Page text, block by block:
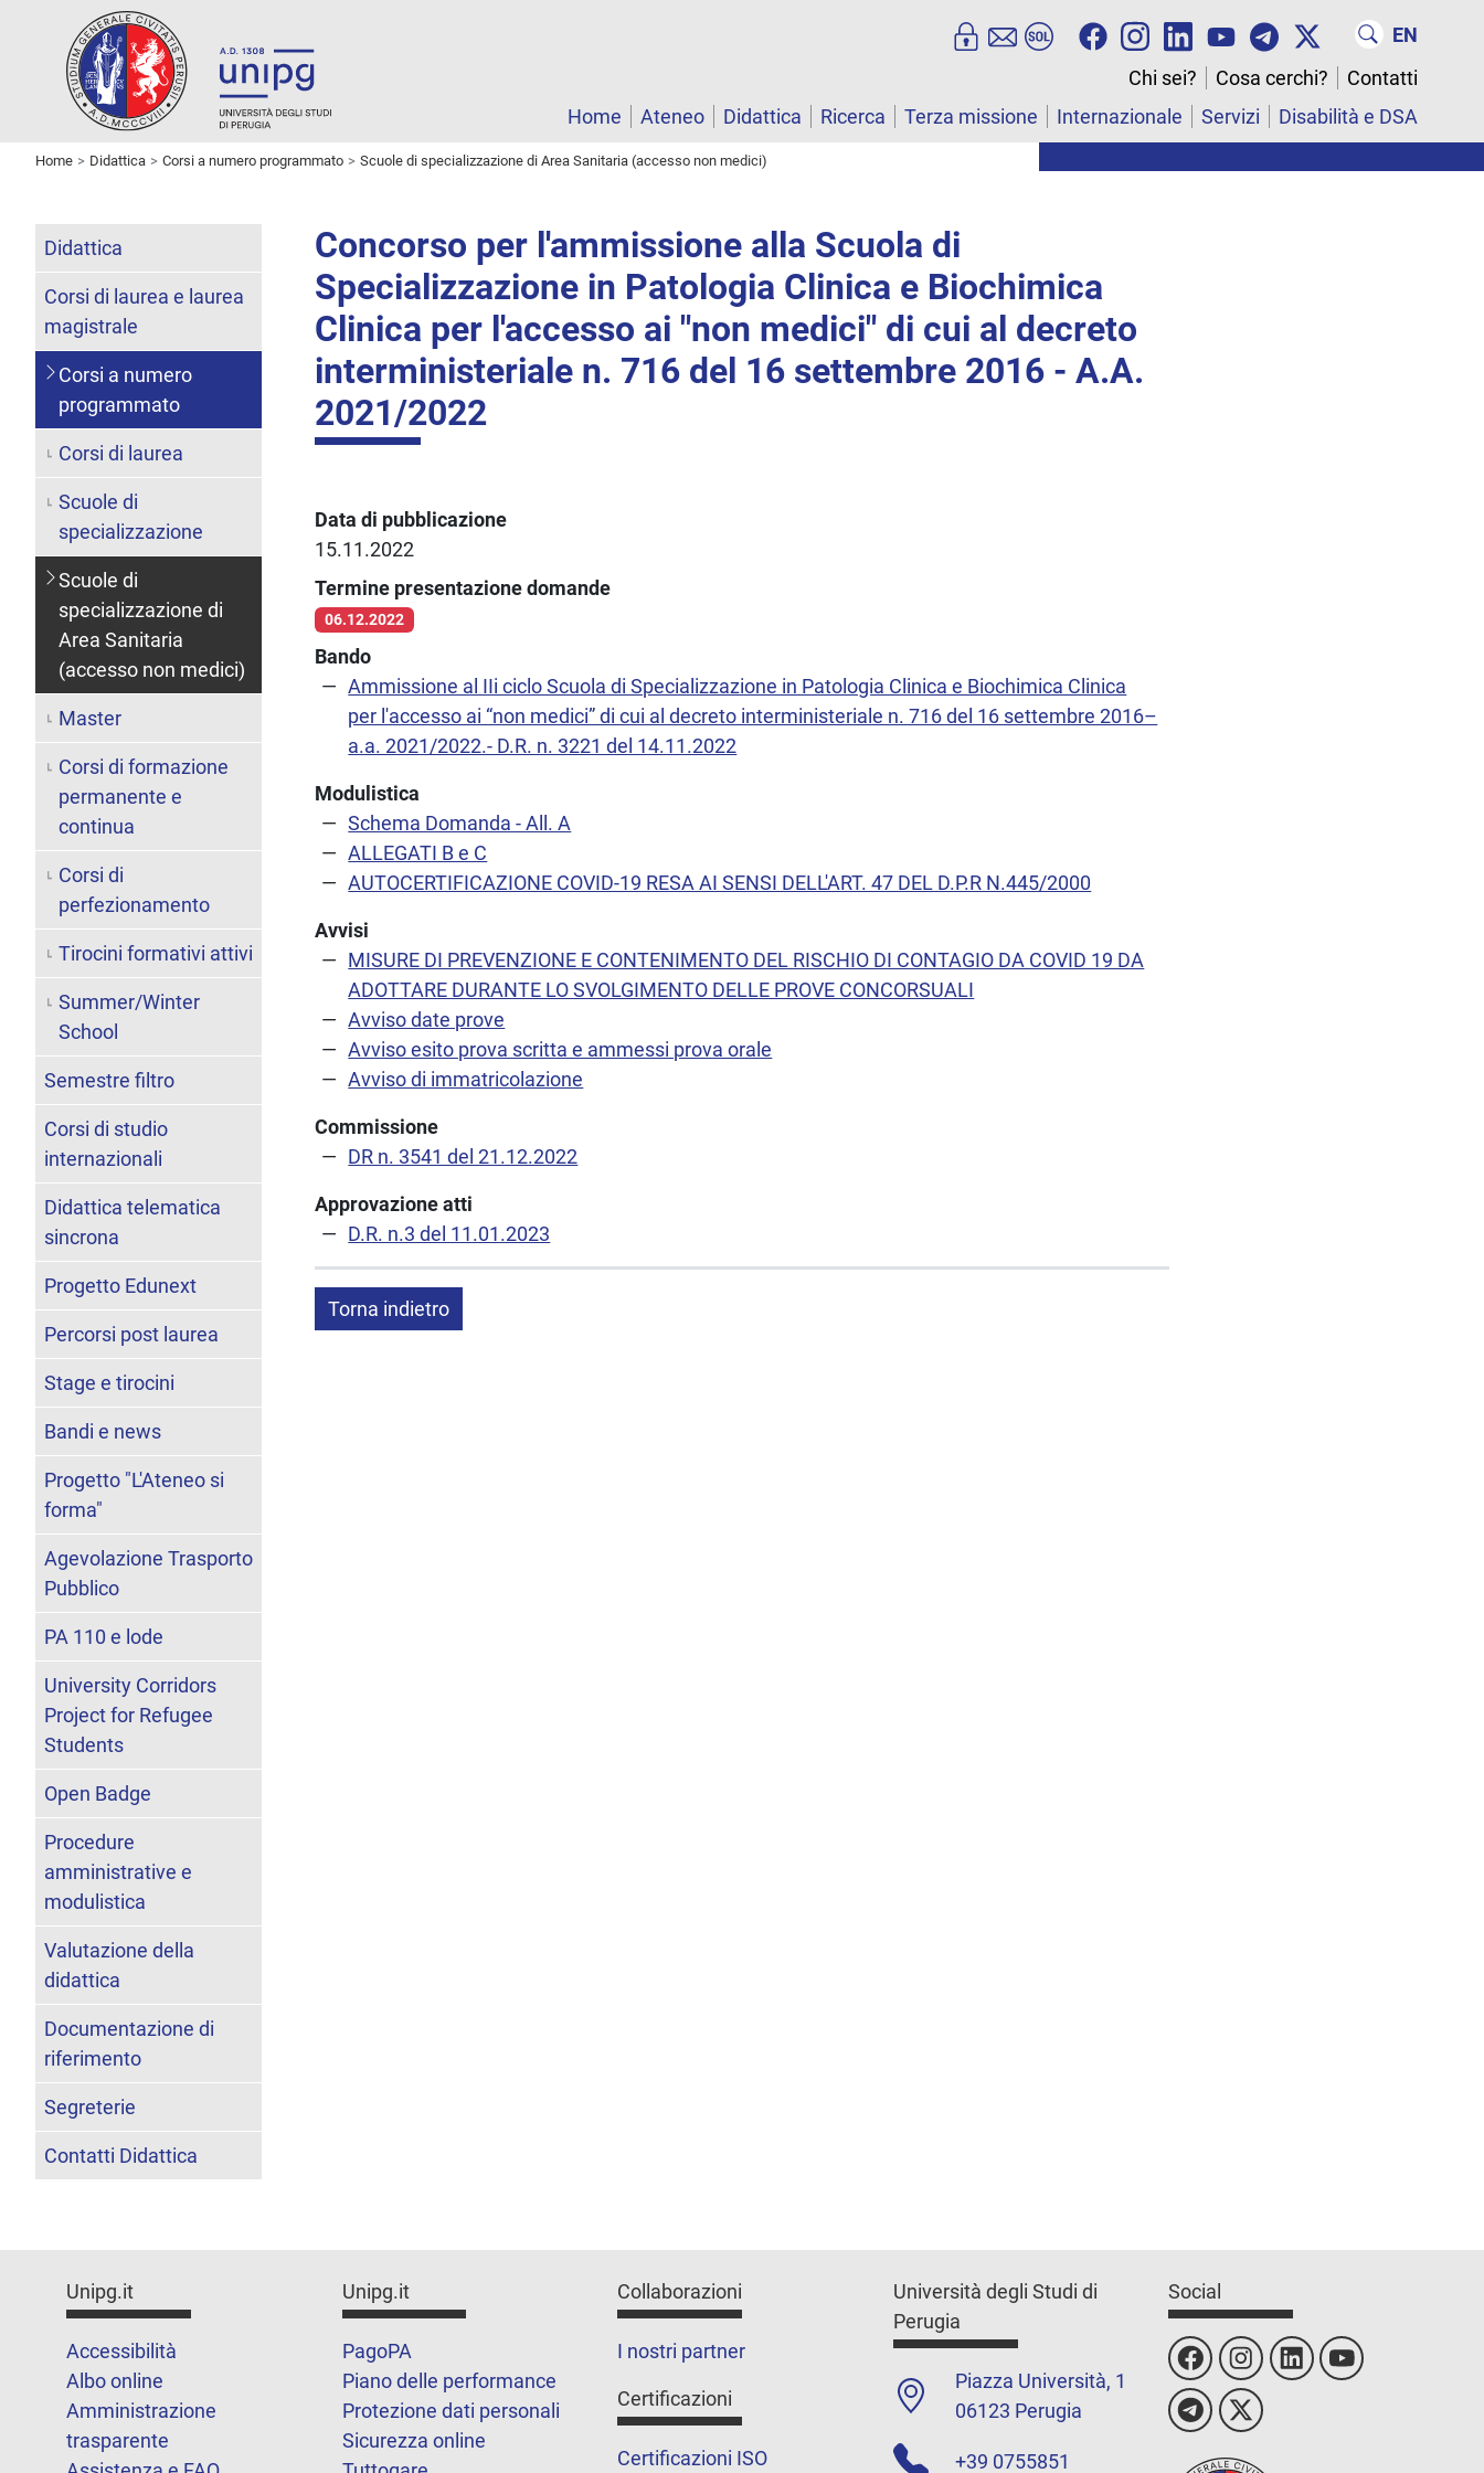
EN
Chi sei?
Cosa cerchi?
Contatti
Home
Ateneo Didattica Ricerca Terza missione Internazionale Servizi Disabilità e DSA
Home Didattica Corsi a numero programmato Scuole di specializzazione di Area Sanitaria (accesso non medici)
Concorso per l'ammissione alla Scuola di
Specializzazione in Patologia Clinica e Biochimica
Clinica per l'accesso ai "non medici" di cui al decreto
interministeriale n. 716 del 16 settembre 2016 - A.A.
2021/2022
Data di pubblicazione
15.11.2022
Termine presentazione domande
06.12.2022
Bando
Ammissione al IIi ciclo Scuola di Specializzazione in Patologia Clinica e Biochimica Clinica
per l'accesso ai “non medici” di cui al decreto interministeriale n. 716 del 16 settembre 2016–
a.a. 2021/2022.- D.R. n. 3221 del 14.11.2022
Modulistica
Schema Domanda - All. A
ALLEGATI B e C
AUTOCERTIFICAZIONE COVID-19 RESA AI SENSI DELL'ART. 47 DEL D.P.R N.445/2000
Avvisi
MISURE DI PREVENZIONE E CONTENIMENTO DEL RISCHIO DI CONTAGIO DA COVID 19 DA
ADOTTARE DURANTE LO SVOLGIMENTO DELLE PROVE CONCORSUALI
Avviso date prove
Avviso esito prova scritta e ammessi prova orale
Avviso di immatricolazione
Commissione
DR n. 3541 del 21.12.2022
Approvazione atti
D.R. n.3 del 11.01.2023
Torna indietro
Didattica
Corsi di laurea e laurea
magistrale
Corsi a numero
programmato
Corsi di laurea
Scuole di
specializzazione
Scuole di
specializzazione di
Area Sanitaria
(accesso non medici)
Master
Corsi di formazione
permanente e
continua
Corsi di
perfezionamento
Tirocini formativi attivi
Summer/Winter
School
Semestre filtro
Corsi di studio
internazionali
Didattica telematica
sincrona
Progetto Edunext
Percorsi post laurea
Stage e tirocini
Bandi e news
Progetto "L'Ateneo si
forma"
Agevolazione Trasporto
Pubblico
PA 110 e lode
University Corridors
Project for Refugee
Students
Open Badge
Procedure
amministrative e
modulistica
Valutazione della
didattica
Documentazione di
riferimento
Segreterie
Contatti Didattica
Unipg.it
Accessibilità
Albo online
Amministrazione
trasparente
Unipg.it
PagoPA
Piano delle performance
Protezione dati personali
Sicurezza online
Collaborazioni
I nostri partner
Certificazioni
Certificazioni ISO
Università degli Studi di
Perugia
Piazza Università, 1
06123 Perugia
+39 0755851
Social